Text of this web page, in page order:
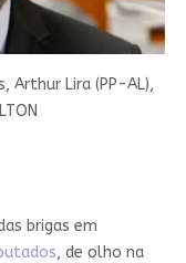
Arthur Lira (PP-AL),
brigas em
, de olho na